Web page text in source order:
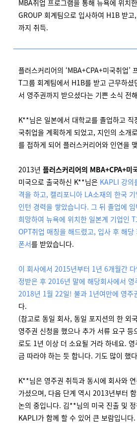
MBA취업 프로그램을 통해 뉴욕에 위치
GROUP 회계팀으로 입사하여 H1B 받
까지 취득.
플러스커리어의 ‘MBA+CPA+미국취업’
T그룹 회계팀에서 H1B를 받고 근무하
서 영주권까지 받으셨다는 기쁜 소식 전
K**님은 일본에서 대학교를 졸업하고 직
국취업을 계획하게 되었고, 지인의 소개
를 접하게 되어 플러스커리어와 인연을
2013년 플러스커리어의 MBA+CPA+미
미국으로 출국하신 K**님은 KAPLI 강의
격을 하고, 캘리포니아 LA소재의 한국
인턴 경력을 쌓았습니다. 그 뒤 졸업에
희망하여 뉴욕에 위치한 일본계 기업인
OPT취업 매칭을 해드렸고, 입사 후 해
폰서를 받았습니다.
이 회사에서 2015년부터 1년 6개월간
정받은 후 2016년 말에 해당회사에서 영
2018년 1월 22일! 불과 1년여만에 영주
다.
(참고로 동일 회사, 동일 포지션의 한 외
영주권 신청을 했으나 추가 서류 요구 등
로도 1년 이상 더 소요될 거라 하네요.
금 따라야 하는 듯 합니다. 기도 많이 했
K**님은 영주권 취득과 동시에 회사와
가셨으며, 다음 단계 역시 2013년부터
논의 중입니다. 김**님의 미국 진출 및
KAPLI가 함께 할 수 있어 큰 보람입니다.